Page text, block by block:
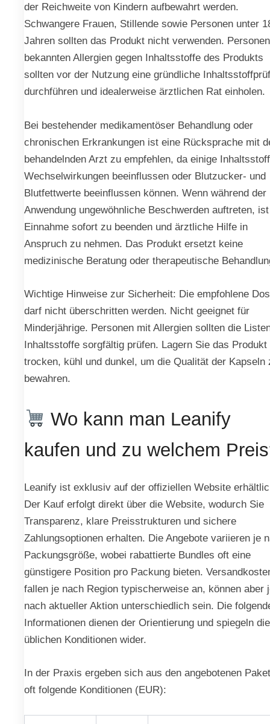
der Reichweite von Kindern aufbewahrt werden.
Schwangere Frauen, Stillende sowie Personen unter
Jahren sollten das Produkt nicht verwenden.
bekannten Allergien gegen Inhaltsstoffe des Produkts
sollten vor der Nutzung eine gründliche
durchführen und idealerweise ärztlichen Rat einholen.
Bei bestehender medikamentöser Behandlung oder
chronischen Erkrankungen ist eine Rücksprache mit
behandelnden Arzt zu empfehlen, da einige
Wechselwirkungen beeinflussen oder Blutzucker- und
Blutfettwerte beeinflussen können. Wenn während der
Anwendung ungewöhnliche Beschwerden auftreten,
Einnahme sofort zu beenden und ärztliche Hilfe in
Anspruch zu nehmen. Das Produkt ersetzt keine
medizinische Beratung oder therapeutische
Wichtige Hinweise zur Sicherheit: Die empfohlene
darf nicht überschritten werden. Nicht geeignet für
Minderjährige. Personen mit Allergien sollten die
Inhaltsstoffe sorgfältig prüfen. Lagern Sie das Produkt
trocken, kühl und dunkel, um die Qualität der Kapseln
bewahren.
Wo kann man Leanify
kaufen und zu welchem
Leanify ist exklusiv auf der offiziellen Website
Der Kauf erfolgt direkt über die Website, wodurch Sie
Transparenz, klare Preisstrukturen und sichere
Zahlungsoptionen erhalten. Die Angebote variieren je
Packungsgröße, wobei rabattierte Bundles oft eine
günstigere Position pro Packung bieten.
fallen je nach Region typischerweise an, können aber
nach aktueller Aktion unterschiedlich sein. Die
Informationen dienen der Orientierung und spiegeln die
üblichen Konditionen wider.
In der Praxis ergeben sich aus den angebotenen
oft folgende Konditionen (EUR):